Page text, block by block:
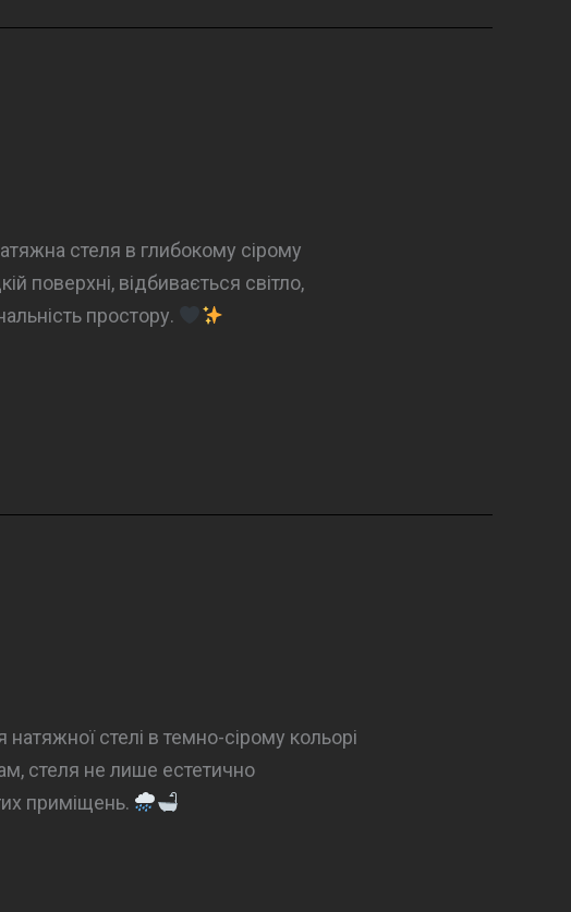
стеля в глибокому сірому
поверхні, відбивається світло,
простору.
стелі в темно-сірому кольорі
стеля не лише естетично
приміщень.